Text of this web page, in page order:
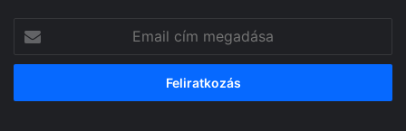
cím
megadása